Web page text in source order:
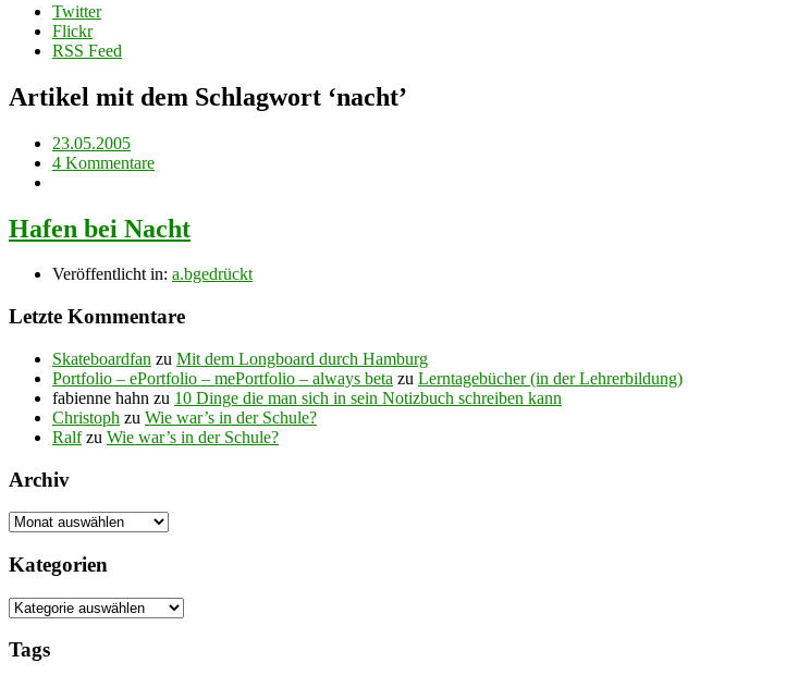
Twitter
Flickr
RSS Feed
Artikel mit dem Schlagwort ‘nacht’
23.05.2005
4 Kommentare
Hafen bei Nacht
Veröffentlicht in: a.bgedrückt
Letzte Kommentare
Skateboardfan zu Mit dem Longboard durch Hamburg
Portfolio – ePortfolio – mePortfolio – always beta zu Lerntagebücher (in der Lehrerbildung)
fabienne hahn zu 10 Dinge die man sich in sein Notizbuch schreiben kann
Christoph zu Wie war’s in der Schule?
Ralfzu Wie war’s in der Schule?
Archiv
Archiv
Kategorien
Kategorien
Tags